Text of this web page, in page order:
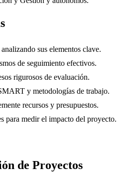
sus elementos clave.
de seguimiento efectivos.
rigurosos de evaluación.
y metodologías de trabajo.
recursos y presupuestos.
para medir el impacto del proyecto.
de Proyectos